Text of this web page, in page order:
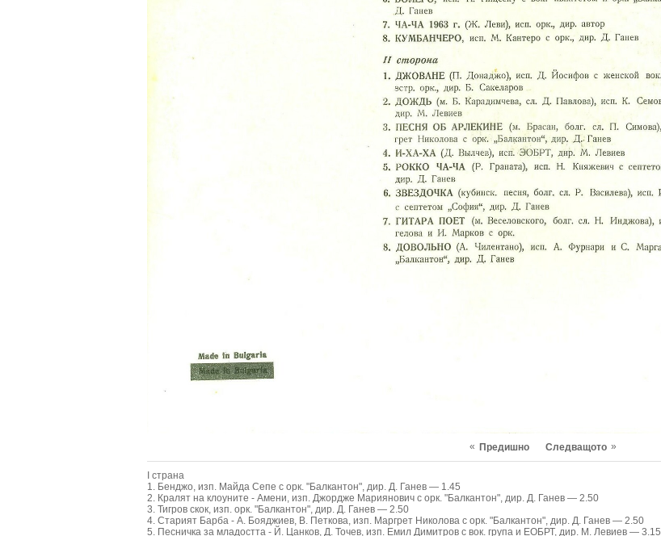
« Предишно Следващото »
I страна
1. Бенджо, изп. Майда Сепе с орк. "Балкантон", дир. Д. Ганев — 1.45
2. Кралят на клоуните - Амени, изп. Джордже Мариянович с орк. "Балкантон", дир. Д. Ганев — 2.50
3. Тигров скок, изп. орк. "Балкантон", дир. Д. Ганев — 2.50
4. Старият Барба - А. Бояджиев, В. Петкова, изп. Маргрет Николова с орк. "Балкантон", дир. Д. Ганев — 2.50
5. Песничка за младостта - Й. Цанков, Д. Точев, изп. Емил Димитров с вок. група и ЕОБРТ, дир. М. Левиев — 3.15